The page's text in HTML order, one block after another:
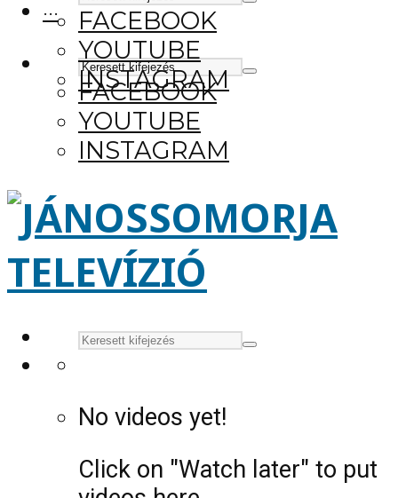
FACEBOOK
YOUTUBE
INSTAGRAM
···
FACEBOOK
YOUTUBE
INSTAGRAM
No videos yet!
Click on "Watch later" to put